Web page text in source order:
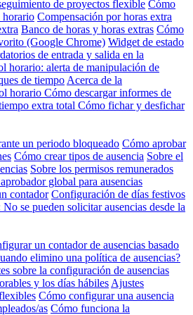
de proyectos flexible Cómo
horario Compensación por horas extra
Banco de horas y horas extras Cómo
(Google Chrome) Widget de estado
de entrada y salida en la
horario: alerta de manipulación de
de tiempo Acerca de la
horario Cómo descargar informes de
extra total Cómo fichar y desfichar
un periodo bloqueado Cómo aprobar
Cómo crear tipos de ausencia Sobre el
Sobre los permisos remunerados
global para ausencias
contador Configuración de días festivos
se pueden solicitar ausencias desde la
un contador de ausencias basado
elimino una política de ausencias?
sobre la configuración de ausencias
y los días hábiles Ajustes
Cómo configurar una ausencia
as Cómo funciona la